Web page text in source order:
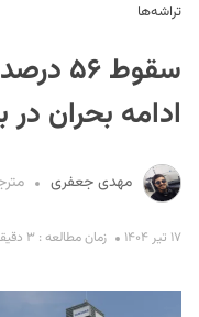
تراشه‌ها
سقوط
ادامه بحران
مهدی جعفری
۱۷ تیر ۱۴۰۴ زمان مطالعه : ۳ دقیقه